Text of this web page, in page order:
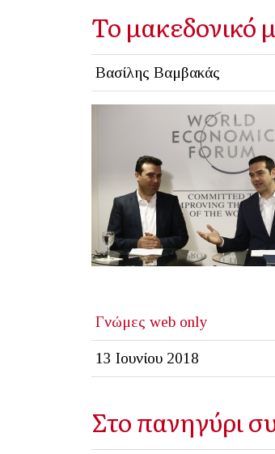
Το μακεδονικό
Βασίλης Βαμβακάς
Γνώμες web only
13 Ιουνίου 2018
Στο πανηγύρι